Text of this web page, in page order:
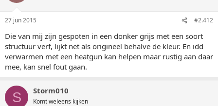
27 jun 2015 #2.412
Die van mij zijn gespoten in een donker grijs met een soort
structuur verf, lijkt net als origineel behalve de kleur. En idd
verwarmen met een heatgun kan helpen maar rustig aan daar
mee, kan snel fout gaan.
S Storm010
Komt weleens kijken